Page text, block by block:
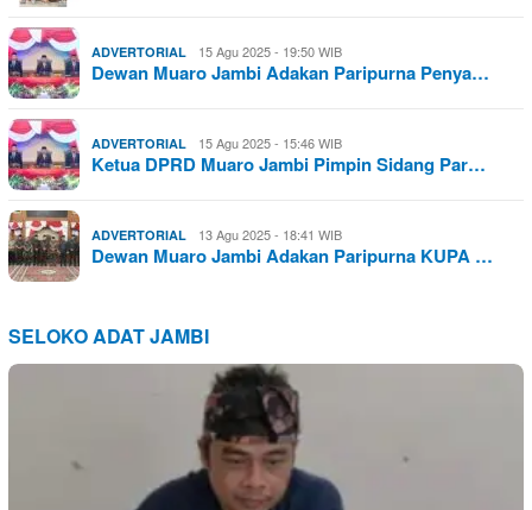
ADVERTORIAL 15 Agu 2025 - 19:50 WIB
Dewan Muaro Jambi Adakan Paripurna Penya…
ADVERTORIAL 15 Agu 2025 - 15:46 WIB
Ketua DPRD Muaro Jambi Pimpin Sidang Par…
ADVERTORIAL 13 Agu 2025 - 18:41 WIB
Dewan Muaro Jambi Adakan Paripurna KUPA …
SELOKO ADAT JAMBI